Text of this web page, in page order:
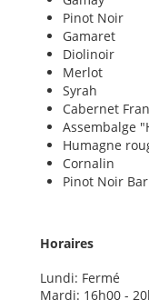
Pinot Noir
Gamaret
Diolinoir
Merlot
Syrah
Cabernet
Assembalge
Humagne
Cornalin
Pinot Noir
Horaires
Lundi: Fermé
Mardi: 16h00 -